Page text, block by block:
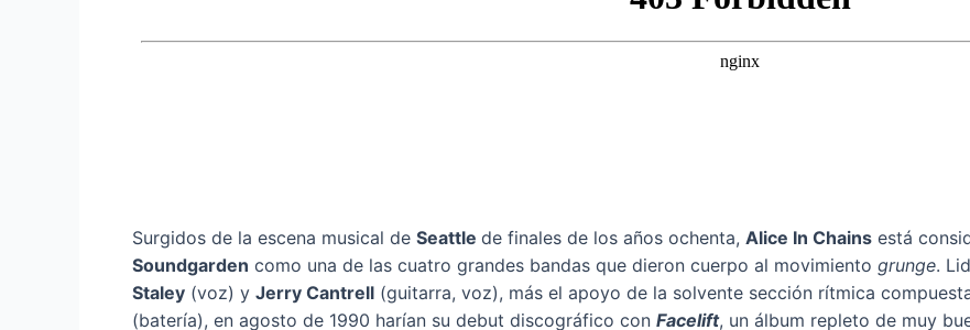
Surgidos de la escena musical de Seattle de finales de los años ochenta, Alice In Chains está
Soundgarden como una de las cuatro grandes bandas que dieron cuerpo al movimiento grunge.
Staley (voz) y Jerry Cantrell (guitarra, voz), más el apoyo de la solvente sección rítmica
(batería), en agosto de 1990 harían su debut discográfico con Facelift, un álbum repleto de muy